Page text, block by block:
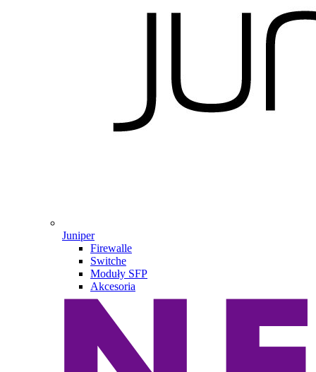
Juniper
Firewalle
Switche
Moduły SFP
Akcesoria